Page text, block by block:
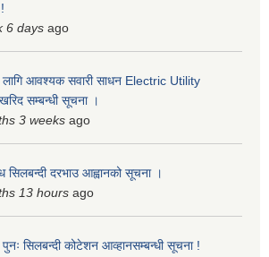
6 days ago
लागि आवश्यक सवारी साधन Electric Utility
सम्बन्धी सूचना ।
3 weeks ago
सिलबन्दी दरभाउ आह्वानको सूचना ।
13 hours ago
सिलबन्दी कोटेशन आव्हानसम्बन्धी सूचना !